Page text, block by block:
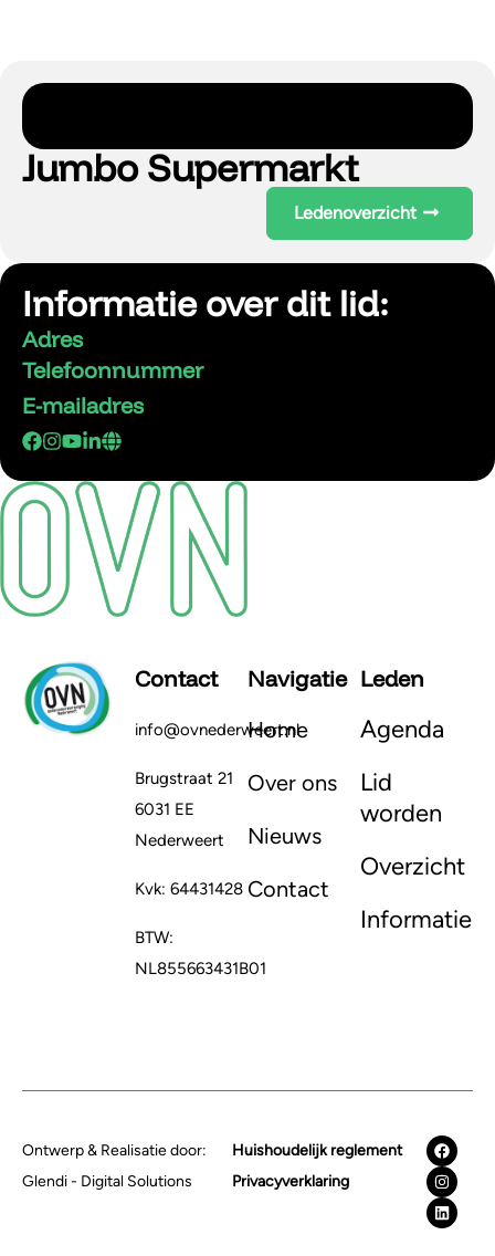
Jumbo Supermarkt
Ledenoverzicht
Informatie over dit lid:
Adres
Telefoonnummer
E-mailadres
Contact
info@ovnederweert.nl
Brugstraat 21
6031 EE
Nederweert
Kvk: 64431428
BTW:
NL855663431B01
Navigatie
Home
Over ons
Nieuws
Contact
Leden
Agenda
Lid
worden
Overzicht
Informatie
Ontwerp & Realisatie door:
Glendi - Digital Solutions
Huishoudelijk reglement
Privacyverklaring